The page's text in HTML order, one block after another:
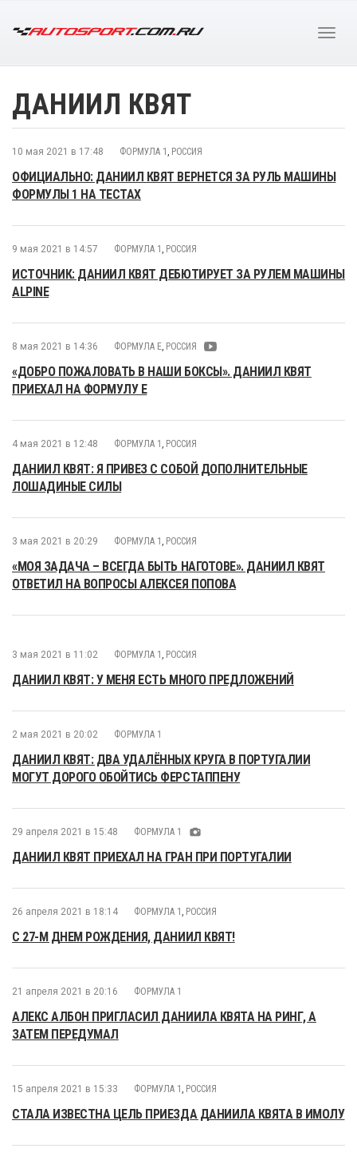
ДАНИИЛ КВЯТ
10 мая 2021 в 17:48 ФОРМУЛА 1 , РОССИЯ
ОФИЦИАЛЬНО: ДАНИИЛ КВЯТ ВЕРНЕТСЯ ЗА РУЛЬ МАШИНЫ
ФОРМУЛЫ 1 НА ТЕСТАХ
9 мая 2021 в 14:57 ФОРМУЛА 1 , РОССИЯ
ИСТОЧНИК: ДАНИИЛ КВЯТ ДЕБЮТИРУЕТ ЗА РУЛЕМ МАШИНЫ
ALPINE
8 мая 2021 в 14:36 ФОРМУЛА E, РОССИЯ
«ДОБРО ПОЖАЛОВАТЬ В НАШИ БОКСЫ». ДАНИИЛ КВЯТ
ПРИЕХАЛ НА ФОРМУЛУ E
4 мая 2021 в 12:48 ФОРМУЛА 1 , РОССИЯ
ДАНИИЛ КВЯТ: Я ПРИВЕЗ С СОБОЙ ДОПОЛНИТЕЛЬНЫЕ
ЛОШАДИНЫЕ СИЛЫ
3 мая 2021 в 20:29 ФОРМУЛА 1 , РОССИЯ
«МОЯ ЗАДАЧА – ВСЕГДА БЫТЬ НАГОТОВЕ». ДАНИИЛ КВЯТ
ОТВЕТИЛ НА ВОПРОСЫ АЛЕКСЕЯ ПОПОВА
3 мая 2021 в 11:02 ФОРМУЛА 1 , РОССИЯ
ДАНИИЛ КВЯТ: У МЕНЯ ЕСТЬ МНОГО ПРЕДЛОЖЕНИЙ
2 мая 2021 в 20:02 ФОРМУЛА 1
ДАНИИЛ КВЯТ: ДВА УДАЛЁННЫХ КРУГА В ПОРТУГАЛИИ
МОГУТ ДОРОГО ОБОЙТИСЬ ФЕРСТАППЕНУ
29 апреля 2021 в 15:48 ФОРМУЛА 1
ДАНИИЛ КВЯТ ПРИЕХАЛ НА ГРАН ПРИ ПОРТУГАЛИИ
26 апреля 2021 в 18:14 ФОРМУЛА 1 , РОССИЯ
С 27-М ДНЕМ РОЖДЕНИЯ, ДАНИИЛ КВЯТ!
21 апреля 2021 в 20:16 ФОРМУЛА 1
АЛЕКС АЛБОН ПРИГЛАСИЛ ДАНИИЛА КВЯТА НА РИНГ, А
ЗАТЕМ ПЕРЕДУМАЛ
15 апреля 2021 в 15:33 ФОРМУЛА 1 , РОССИЯ
СТАЛА ИЗВЕСТНА ЦЕЛЬ ПРИЕЗДА ДАНИИЛА КВЯТА В ИМОЛУ